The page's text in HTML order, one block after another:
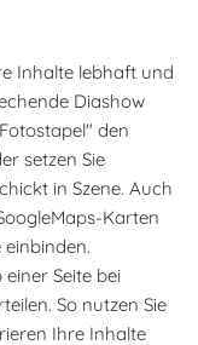
Inhalte lebhaft und
Diashow
den
setzen Sie
in Szene. Auch
Karten
Seite bei
So nutzen Sie
Ihre Inhalte